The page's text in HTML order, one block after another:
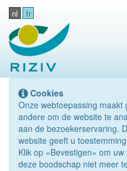
nl fr
Cookies
Onze webtoepassing
andere om de website te
aan de bezoekerservaring.
website geeft u
Klik op «Bevestigen» om
deze boodschap niet meer